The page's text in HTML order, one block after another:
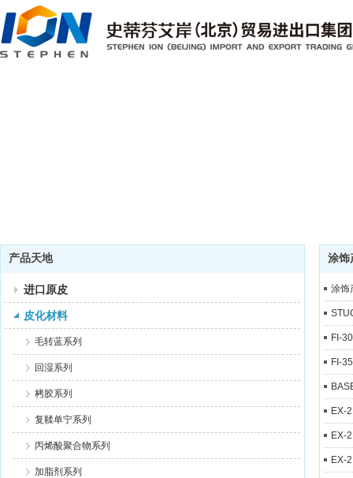
产品天地
进口原皮
皮化材料
毛转蓝系列
回湿系列
栲胶系列
复鞣单宁系列
丙烯酸聚合物系列
加脂剂系列
涂饰
涂饰
FI-
FI-
EX-
EX-
EX-